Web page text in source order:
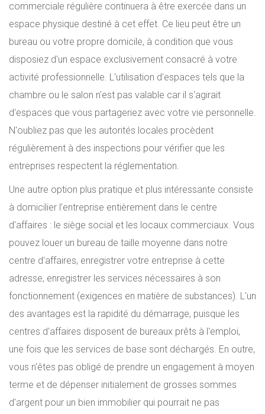
commerciale régulière continuera à être exercée dans un
espace physique destiné à cet effet. Ce lieu peut être un
bureau ou votre propre domicile, à condition que vous
disposiez d'un espace exclusivement consacré à votre
activité professionnelle. L'utilisation d'espaces tels que la
chambre ou le salon n'est pas valable car il s'agirait
d'espaces que vous partageriez avec votre vie personnelle.
N'oubliez pas que les autorités locales procèdent
régulièrement à des inspections pour vérifier que les
entreprises respectent la réglementation.
Une autre option plus pratique et plus intéressante consiste
à domicilier l'entreprise entièrement dans le centre
d'affaires : le siège social et les locaux commerciaux. Vous
pouvez louer un bureau de taille moyenne dans notre
centre d'affaires, enregistrer votre entreprise à cette
adresse, enregistrer les services nécessaires à son
fonctionnement (exigences en matière de substances). L'un
des avantages est la rapidité du démarrage, puisque les
centres d'affaires disposent de bureaux prêts à l'emploi,
une fois que les services de base sont déchargés. En outre,
vous n'êtes pas obligé de prendre un engagement à moyen
terme et de dépenser initialement de grosses sommes
d'argent pour un bien immobilier qui pourrait ne pas